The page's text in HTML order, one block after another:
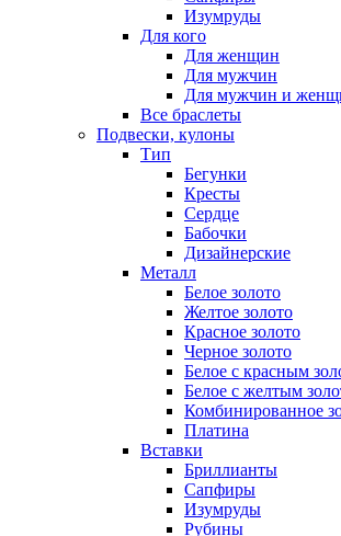
Изумруды
Для кого
Для женщин
Для мужчин
Для мужчин и
Все браслеты
Подвески, кулоны
Тип
Бегунки
Кресты
Сердце
Бабочки
Дизайнерские
Металл
Белое золото
Желтое золото
Красное золото
Черное золото
Белое с красным
Белое с желтым
Комбинированное
Платина
Вставки
Бриллианты
Сапфиры
Изумруды
Рубины